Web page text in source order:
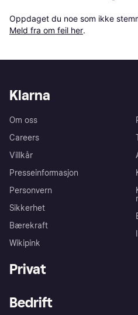
Oppdaget du noe som ikke
Meld fra om feil her.
Klarna
Om oss
Careers
Villkår
Presseinformasjon
Personvern
Sikkerhet
Bærekraft
Wikipink
Privat
Bedrift